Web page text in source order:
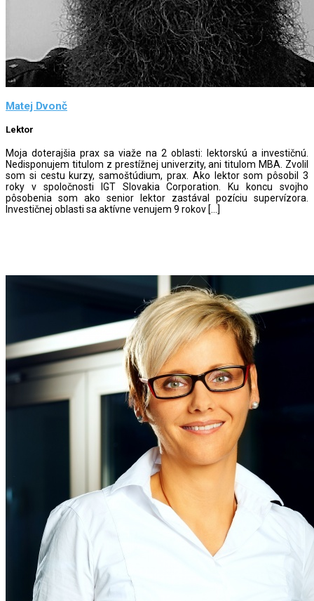
Matej Dvonč
Lektor
Moja doterajšia prax sa viaže na 2 oblasti: lektorskú a investičnú.
Nedisponujem titulom z prestížnej univerzity, ani titulom MBA. Zvolil
som si cestu kurzy, samoštúdium, prax. Ako lektor som pôsobil 3
roky v spoločnosti IGT Slovakia Corporation. Ku koncu svojho
pôsobenia som ako senior lektor zastával pozíciu supervízora.
Investičnej oblasti sa aktívne venujem 9 rokov […]